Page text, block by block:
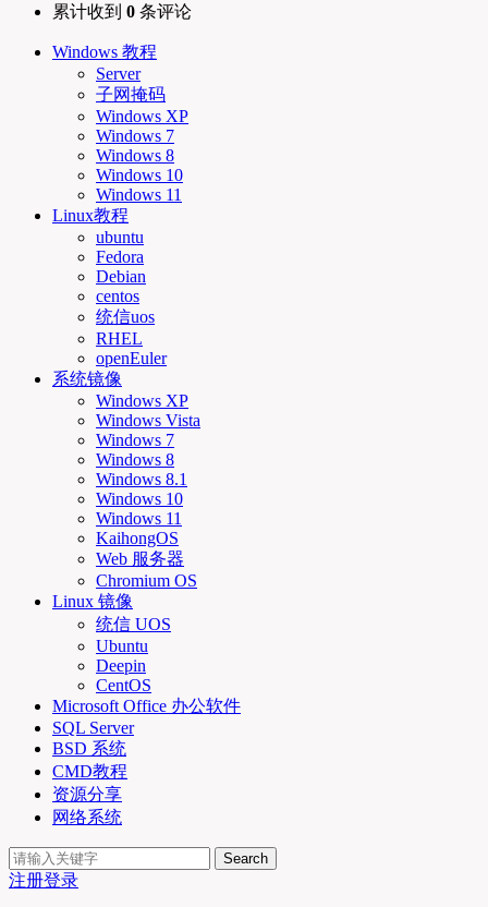
累计收到 0 条评论
Windows 教程
Server
子网掩码
Windows XP
Windows 7
Windows 8
Windows 10
Windows 11
Linux教程
ubuntu
Fedora
Debian
centos
统信uos
RHEL
openEuler
系统镜像
Windows XP
Windows Vista
Windows 7
Windows 8
Windows 8.1
Windows 10
Windows 11
KaihongOS
Web 服务器
Chromium OS
Linux 镜像
统信 UOS
Ubuntu
Deepin
CentOS
Microsoft Office 办公软件
SQL Server
BSD 系统
CMD教程
资源分享
网络系统
Search
注册登录